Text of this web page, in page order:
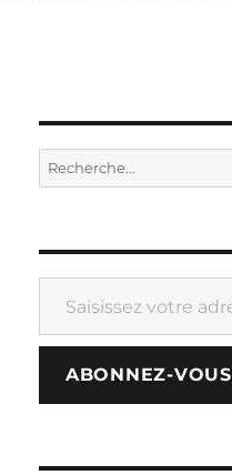
Recherche
pour :
Saisissez votre adresse e-mail…
ABONNEZ-VOUS